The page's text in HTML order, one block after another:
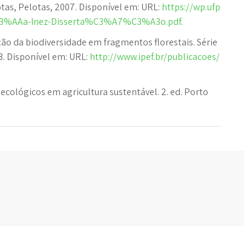
Pelotas, 2007. Disponível em: URL: https://wp.ufp
Inez-Disserta%C3%A7%C3%A3o.pdf.
da biodiversidade em fragmentos florestais. Série
Disponível em: URL: http://www.ipef.br/publicacoes/
ecológicos em agricultura sustentável. 2. ed. Porto